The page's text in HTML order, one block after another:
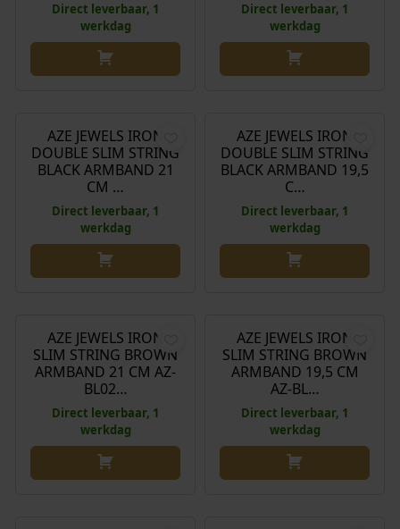
Direct leverbaar, 1
werkdag
Direct leverbaar, 1
werkdag
AZE JEWELS IRON
DOUBLE SLIM STRING
BLACK ARMBAND 21
CM …
Direct leverbaar, 1
werkdag
AZE JEWELS IRON
DOUBLE SLIM STRING
BLACK ARMBAND 19,5
C…
Direct leverbaar, 1
werkdag
AZE JEWELS IRON
SLIM STRING BROWN
ARMBAND 21 CM AZ-
BL02…
Direct leverbaar, 1
werkdag
AZE JEWELS IRON
SLIM STRING BROWN
ARMBAND 19,5 CM
AZ-BL…
Direct leverbaar, 1
werkdag